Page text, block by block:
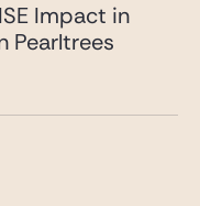
Impact in
Pearltrees